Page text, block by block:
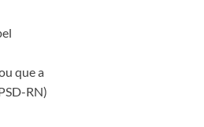
que a
RN)